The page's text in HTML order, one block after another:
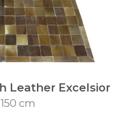
Leather Excelsior
cm